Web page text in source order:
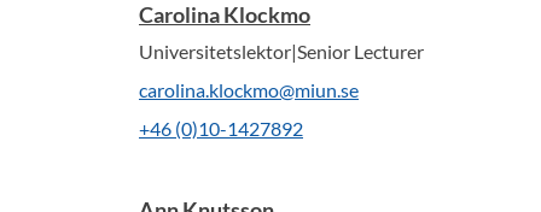
Carolina Klockmo
Universitetslektor|Senior Lecturer
carolina.klockmo@miun.se
+46 (0)10-1427892